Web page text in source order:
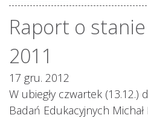
Raport o
2011
17 gru. 2012
W ubiegły czwartek
Badań Edukacyjnych